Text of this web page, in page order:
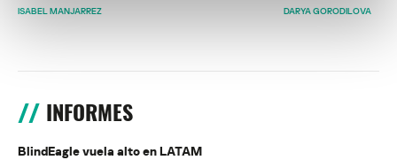
ISABEL MANJARREZ
DARYA GORODILOVA
INFORMES
BlindEagle vuela alto en LATAM